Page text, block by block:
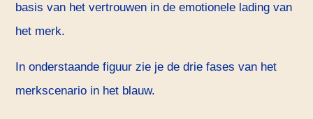
basis van het vertrouwen in de emotionele lading van
het merk.
In onderstaande figuur zie je de drie fases van het
merkscenario in het blauw.